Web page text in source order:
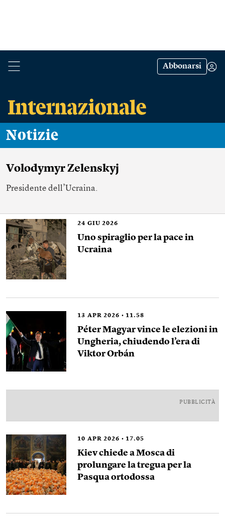
Abbonarsi
Notizie
Volodymyr Zelenskyj
Presidente dell’Ucraina.
24 GIU 2026
Uno spiraglio per la pace in
Ucraina
13 APR 2026 11.58
Péter Magyar vince le elezioni in
Ungheria, chiudendo l’era di
Viktor Orbán
PUBBLICITÀ
10 APR 2026 17.05
Kiev chiede a Mosca di
prolungare la tregua per la
Pasqua ortodossa